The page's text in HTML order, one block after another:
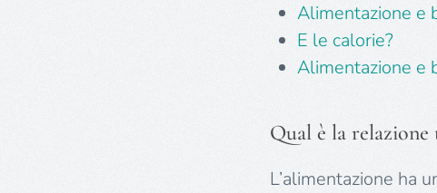
Alimentazione e
E le calorie?
Alimentazione e
Qual è la relazione
L’alimentazione ha